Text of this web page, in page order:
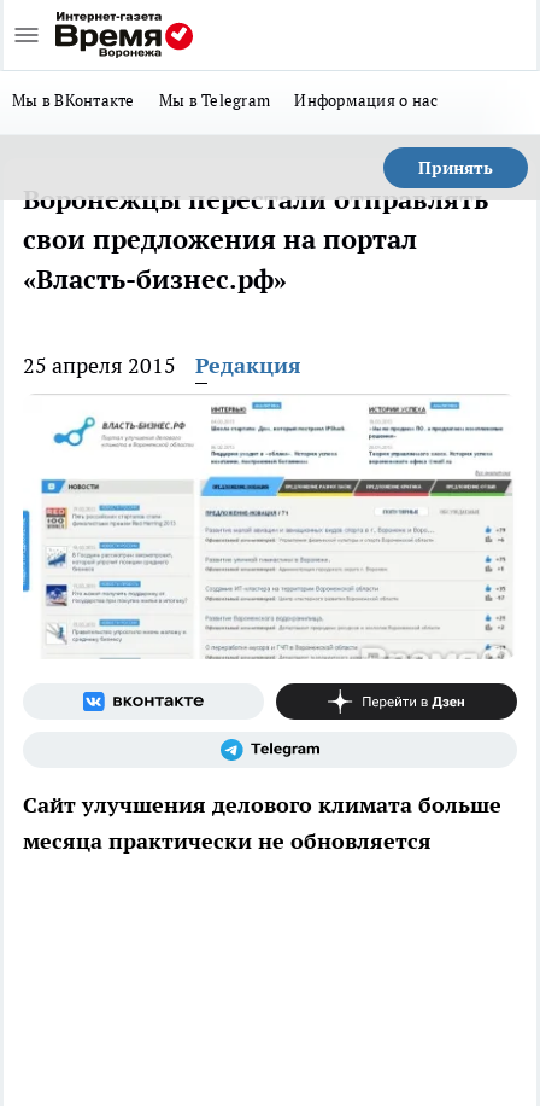
Мы в ВКонтакте Мы в Telegram Информация о нас
Принять
Воронежцы перестали отправлять
свои предложения на портал
«Власть-бизнес.рф»
25 апреля 2015 Редакция
Сайт улучшения делового климата больше
месяца практически не обновляется